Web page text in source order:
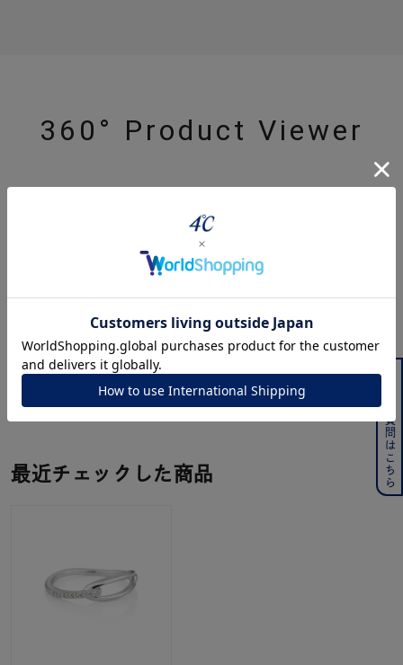
360° Product Viewer
ジュエリーを色々な角度で
powered by
最近チェックした商品 よくある質問はこちら